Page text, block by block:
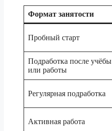
Формат занятости
Пробный старт
Подработка после учёбы
или работы
Регулярная подработка
Активная работа